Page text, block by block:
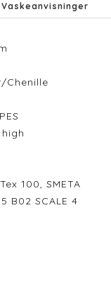
Vaskeanvisninger
Chenille
high
100, SMETA
B02 SCALE 4